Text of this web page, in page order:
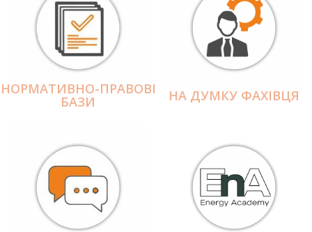
НОРМАТИВНО-ПРАВОВІ
БАЗИ НА ДУМКУ ФАХІВЦЯ